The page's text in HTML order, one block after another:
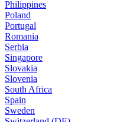
Philippines
Poland
Portugal
Romania
Serbia
Singapore
Slovakia
Slovenia
South Africa
Spain
Sweden